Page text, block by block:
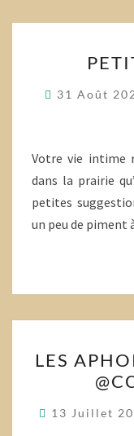
31 Août
Votre vie intime
dans la prairie
petites
un peu de piment
LES
13 Juillet